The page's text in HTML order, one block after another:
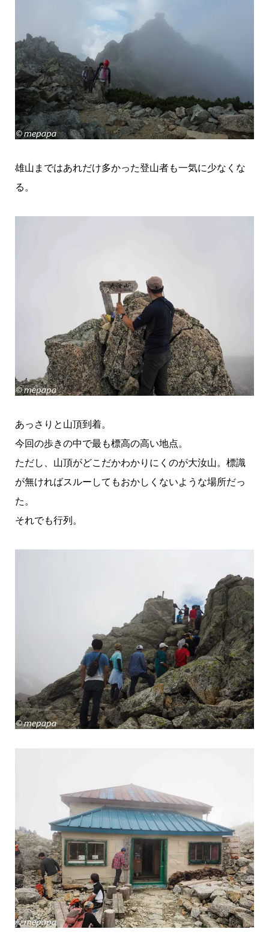
雄山まではあれだけ多かった登山者も一気に少なくな
る。
あっさりと山頂到着。
今回の歩きの中で最も標高の高い地点。
ただし、山頂がどこだかわかりにくのが大汝山。標識
が無ければスルーしてもおかしくないような場所だっ
た。
それでも行列。